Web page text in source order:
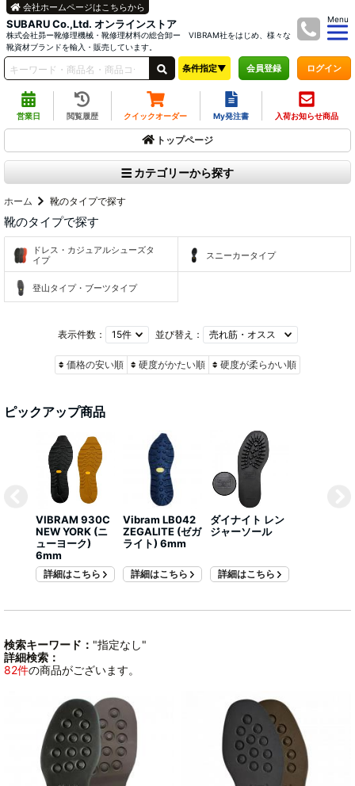
SUBARU Co.,Ltd. オンラインストア
株式会社昴ー靴修理機械・靴修理材料の総合卸ー VIBRAM社をはじめ、様々な
靴資材ブランドを輸入・販売しています。
Menu
会社ホームページはこちらから
条件指定▼ 会員登録 ログイン
営業日 閲覧履歴 クイックオーダー My発注書 入荷お知らせ商品
トップページ
カテゴリーから探す
ホーム 靴のタイプで探す
靴のタイプで探す
ドレス・カジュアルシューズタ
イプ
スニーカータイプ
登山タイプ・ブーツタイプ
表示件数： 並び替え：
価格の安い順 硬度がかたい順 硬度が柔らかい順
ピックアップ商品
VIBRAM 930C
NEW YORK (ニ
ューヨーク)
6mm
詳細はこちら
Vibram LB042
ZEGALITE (ゼガ
ライト) 6mm
詳細はこちら
ダイナイト レン
ジャーソール
詳細はこちら
検索キーワード： "指定なし"
詳細検索：
82件の商品がございます。